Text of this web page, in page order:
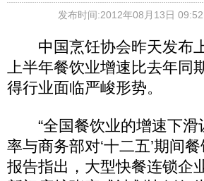
发布时间:2012年08月13日
中国烹饪协会昨天发布上
上半年餐饮业增速比去年同
得行业面临严峻形势。
“全国餐饮业的增速下滑
率与商务部对‘十二五’期间
报告指出，大型快餐连锁企